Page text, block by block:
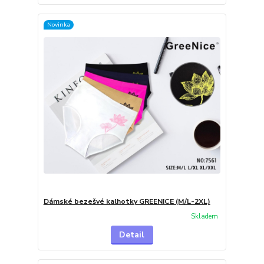
Novinka
Dámské bezešvé kalhotky GREENICE (M/L-2XL)
Skladem
Detail